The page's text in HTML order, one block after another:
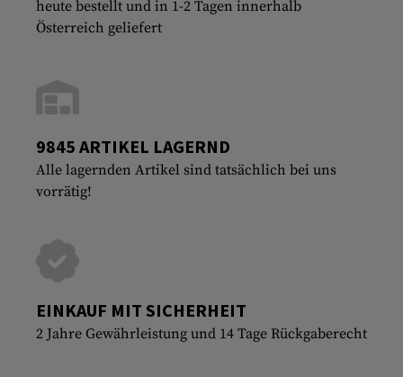
heute bestellt und in 1-2 Tagen innerhalb
Österreich geliefert
9845 ARTIKEL LAGERND
Alle lagernden Artikel sind tatsächlich bei uns
vorrätig!
EINKAUF MIT SICHERHEIT
2 Jahre Gewährleistung und 14 Tage Rückgaberecht